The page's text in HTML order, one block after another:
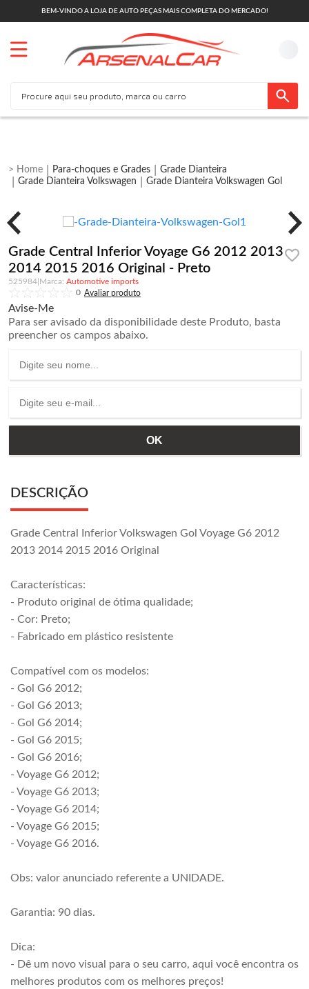
BEM-VINDO A LOJA DE AUTO PEÇAS MAIS COMPLETA DO MERCADO!
Para-choques e Grades
Grade Dianteira
Grade Dianteira Volkswagen
Grade Dianteira Volkswagen Gol
Grade Central Inferior Voyage G6 2012 2013
2014 2015 2016 Original - Preto
525984
Automotive imports
0
Avise-Me
Para ser avisado da disponibilidade deste Produto, basta
preencher os campos abaixo.
DESCRIÇÃO
Grade Central Inferior Volkswagen Gol Voyage G6 2012
2013 2014 2015 2016 Original
Características:
- Produto original de ótima qualidade;
- Cor: Preto;
- Fabricado em plástico resistente
Compatível com os modelos:
- Gol G6 2012;
- Gol G6 2013;
- Gol G6 2014;
- Gol G6 2015;
- Gol G6 2016;
- Voyage G6 2012;
- Voyage G6 2013;
- Voyage G6 2014;
- Voyage G6 2015;
- Voyage G6 2016.
Obs: valor anunciado referente a UNIDADE.
Garantia: 90 dias.
Dica:
- Dê um novo visual para o seu carro, aqui você encontra os
melhores produtos com os melhores preços!